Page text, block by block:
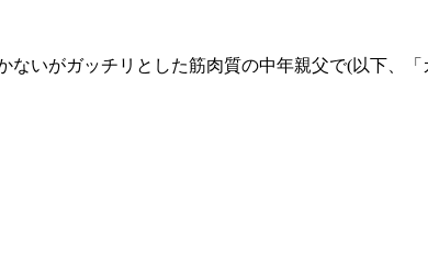
いがガッチリとした筋肉質の中年親父で(以下、「